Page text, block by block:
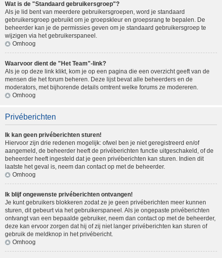
Wat is de "Standaard gebruikersgroep"?
Als je lid bent van meerdere gebruikersgroepen, word je standaard
gebruikersgroep gebruikt om je groepskleur en groepsrang te bepalen. De
beheerder kan je de permissies geven om je standaard gebruikersgroep te
wijzigen via het gebruikerspaneel.
Omhoog
Waarvoor dient de "Het Team"-link?
Als je op deze link klikt, kom je op een pagina die een overzicht geeft van de
mensen die het forum beheren. Deze lijst bevat alle beheerders en de
moderators, met bijhorende details omtrent welke forums ze modereren.
Omhoog
Privéberichten
Ik kan geen privéberichten sturen!
Hiervoor zijn drie redenen mogelijk: ofwel ben je niet geregistreerd en/of
aangemeld, de beheerder heeft de privéberichten functie uitgeschakeld, of de
beheerder heeft ingesteld dat je geen privéberichten kan sturen. Indien dit
laatste het geval is, neem dan contact op met de beheerder.
Omhoog
Ik blijf ongewenste privéberichten ontvangen!
Je kunt gebruikers blokkeren zodat ze je geen privéberichten meer kunnen
sturen, dit gebeurt via het gebruikerspaneel. Als je ongepaste privéberichten
ontvangt van een bepaalde gebruiker, neem dan contact op met de beheerder,
deze kan ervoor zorgen dat hij of zij niet langer privéberichten kan sturen of
gebruik de meldknop in het privébericht.
Omhoog